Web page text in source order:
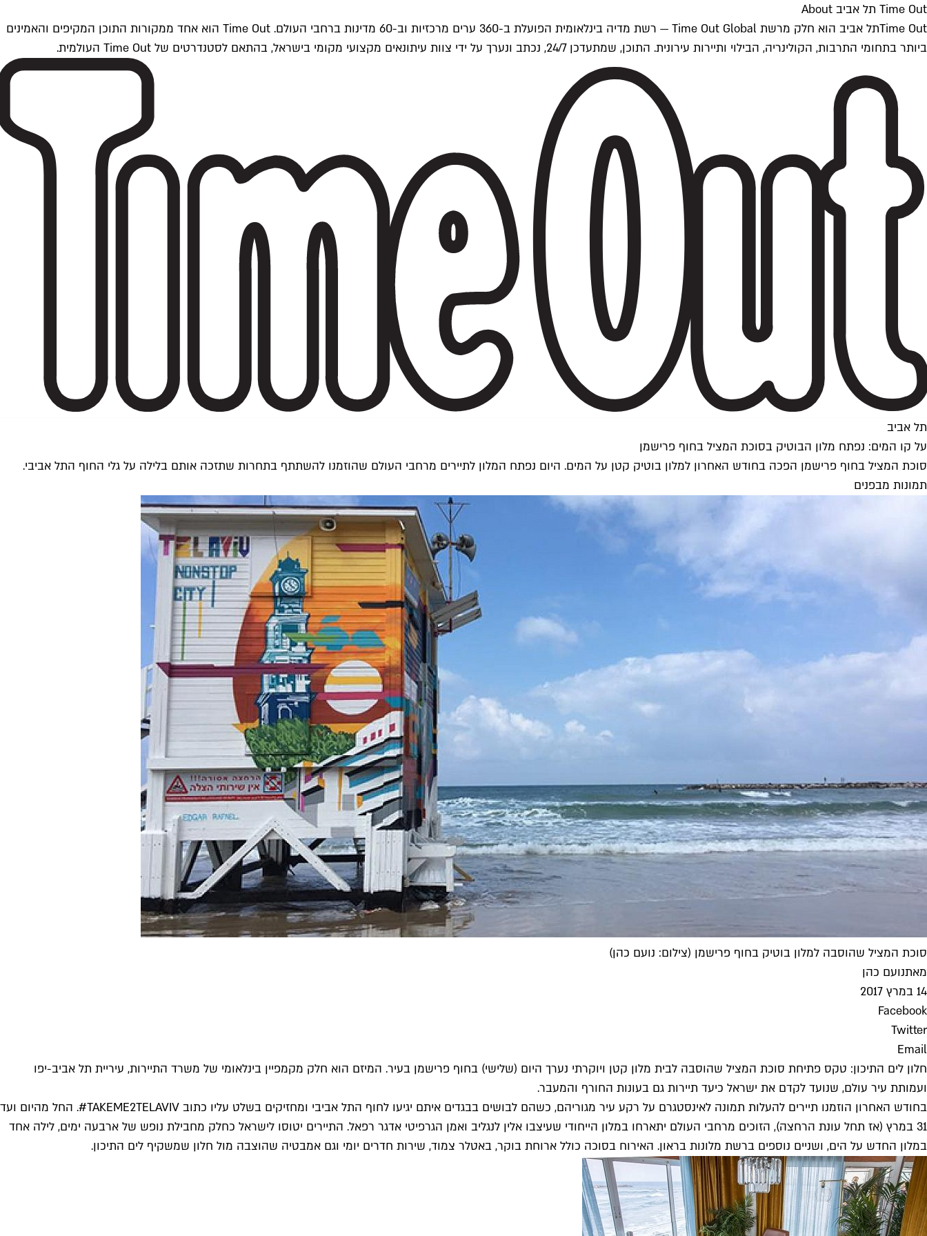
Time Out תל אביב About
Time Outתל אביב הוא חלק מרשת Time Out Global — רשת מדיה בינלאומית הפועלת ב-360 ערים מרכזיות וב-60 מדינות ברחבי העולם. Time Out הוא אחד ממקורות התוכן המקיפים והאמינים
ביותר בתחומי התרבות, הקולינריה, הבילוי ותיירות עירונית. התוכן, שמתעדכן 24/7, נכתב ונערך על ידי צוות עיתונאים מקצועי מקומי בישראל, בהתאם לסטנדרטים של Time Out העולמית.
תל אביב
על קו המים: נפתח מלון הבוטיק בסוכת המציל בחוף פרישמן
סוכת המציל בחוף פרישמן הפכה בחודש האחרון למלון בוטיק קטן על המים. היום נפתח המלון לתיירים מרחבי העולם שהוזמנו להשתתף בתחרות שתזכה אותם בלילה על גלי החוף התל אביבי.
תמונות מבפנים
סוכת המציל שהוסבה למלון בוטיק בחוף פרישמן (צילום: נועם כהן)
מאתנועם כהן
14 במרץ 2017
Facebook
Twitter
Email
חלון לים התיכון: טקס פתיחת סוכת המציל שהוסבה לבית מלון קטן ויוקרתי נערך היום (שלישי) בחוף פרישמן בעיר. המיזם הוא חלק מקמפיין בינלאומי של משרד התיירות, עיריית תל אביב-יפו
ועמותת עיר עולם, שנועד לקדם את ישראל כיעד תיירות גם בעונות החורף והמעבר.
בחודש האחרון הוזמנו תיירים להעלות תמונה לאינסטגרם על רקע עיר מגוריהם, כשהם לבושים בבגדים איתם יגיעו לחוף התל אביבי ומחזיקים בשלט עליו כתוב TAKEME2TELAVIV#. החל מהיום ועד
31 במרץ (אז תחל עונת הרחצה), הזוכים מרחבי העולם יתארחו במלון הייחודי שעיצבו אלין לנגליב ואמן הגרפיטי אדגר רפאל. התיירים יטוסו לישראל כחלק מחבילת נופש של ארבעה ימים, לילה אחד
במלון החדש על הים, ושניים נוספים ברשת מלונות בראון. האירוח בסוכה כולל ארוחת בוקר, באטלר צמוד, שירות חדרים יומי וגם אמבטיה שהוצבה מול חלון שמשקיף לים התיכון.